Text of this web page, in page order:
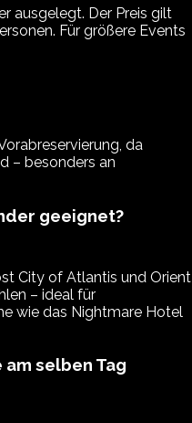
ausgelegt. Der Preis gilt
Für größere Events
da
– besonders an
geeignet?
City of Atlantis und Orient
– ideal für
wie das Nightmare Hotel
am selben Tag